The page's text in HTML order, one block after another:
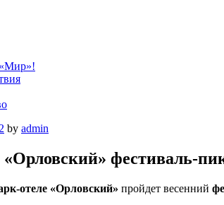
by admin
«Орловский» фестиваль-
отеле «Орловский» пройдет весенний